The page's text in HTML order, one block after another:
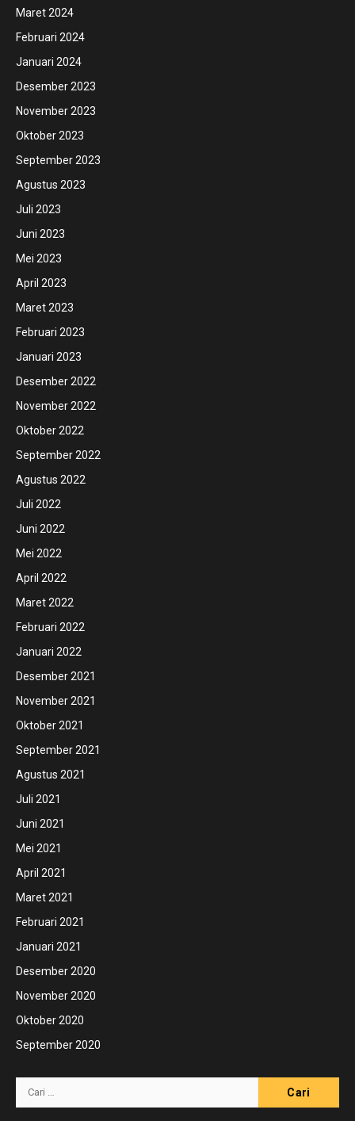
Maret 2024
Februari 2024
Januari 2024
Desember 2023
November 2023
Oktober 2023
September 2023
Agustus 2023
Juli 2023
Juni 2023
Mei 2023
April 2023
Maret 2023
Februari 2023
Januari 2023
Desember 2022
November 2022
Oktober 2022
September 2022
Agustus 2022
Juli 2022
Juni 2022
Mei 2022
April 2022
Maret 2022
Februari 2022
Januari 2022
Desember 2021
November 2021
Oktober 2021
September 2021
Agustus 2021
Juli 2021
Juni 2021
Mei 2021
April 2021
Maret 2021
Februari 2021
Januari 2021
Desember 2020
November 2020
Oktober 2020
September 2020
Cari
untuk: